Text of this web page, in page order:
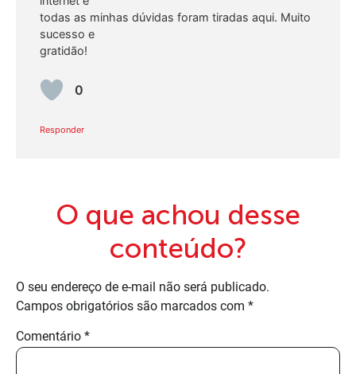
todas as minhas dúvidas foram tiradas aqui. Muito
sucesso e
gratidão!
0
Responder
O que achou desse
conteúdo?
O seu endereço de e-mail não será publicado.
Campos obrigatórios são marcados com *
Comentário *